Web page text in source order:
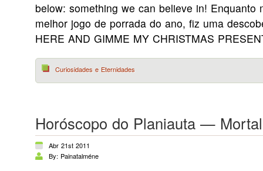
below: something we can believe in! Enquanto
melhor jogo de porrada do ano, fiz uma
HERE AND GIMME MY CHRISTMAS
Curiosidades e Eternidades
Horóscopo do Planiauta — Mortal
Abr 21st 2011
By: Painatalméne